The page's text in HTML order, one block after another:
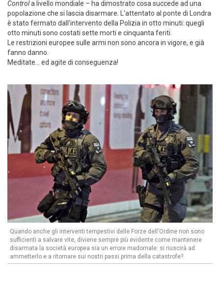
Controla livello mondiale – ha dimostrato cosa succede ad una
popolazione che si lascia disarmare. L'attentato al ponte di Londra
è stato fermato dall'intervento della Polizia in otto minuti: quegli
otto minuti sono costati sette morti e cinquanta feriti.
Le restrizioni europee sulle armi non sono ancora in vigore, e già
fanno danno.
Meditate... ed agite di conseguenza!
Quando anche gli interventi tempestivi delle Forze dell'Ordine non sono
sufficienti a salvare vite, diviene sempre più evidente come mantenere
disarmata la società europea sia un errore madornale: si riuscirà ad
ammetterlo e a ritornare sui nostri passi prima della catastrofe?